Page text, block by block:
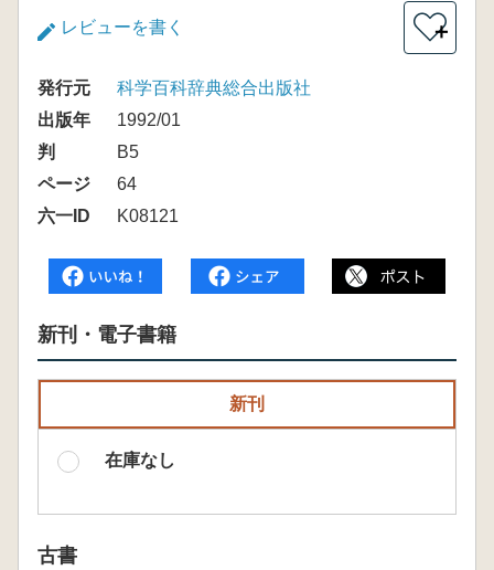
レビューを書く ＋
発行元
科学百科辞典総合出版社
出版年
1992/01
判
B5
ページ
64
六一ID
K08121
新刊・電子書籍
新刊
在庫なし
古書